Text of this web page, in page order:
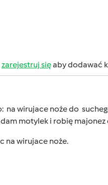
zarejestruj sięaby dodawać
na wirujace noże do
motylek i robię majonez
na wirujace noże.